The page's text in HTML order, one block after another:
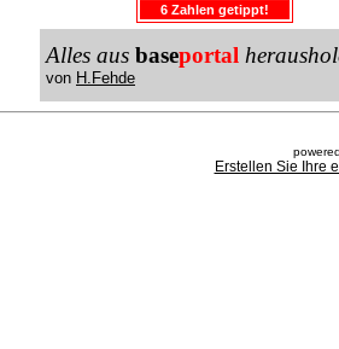
6 Zahlen getippt!
Alles aus baseportal
von H.Fehde
Erstellen Sie Ihre